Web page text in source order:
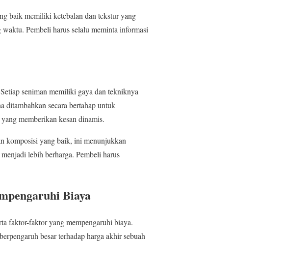
baik memiliki ketebalan dan tekstur yang
Pembeli harus selalu meminta informasi
seniman memiliki gaya dan tekniknya
ditambahkan secara bertahap untuk
memberikan kesan dinamis.
komposisi yang baik, ini menunjukkan
lebih berharga. Pembeli harus
Biaya
faktor-faktor yang mempengaruhi biaya.
besar terhadap harga akhir sebuah